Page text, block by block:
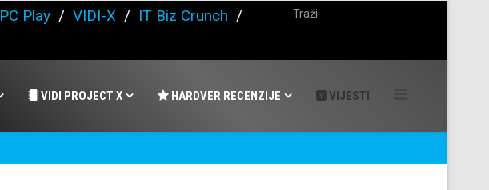
PC Play / VIDI-X / IT Biz Crunch /
VIDI PROJECT X HARDVER RECENZIJE VIJESTI